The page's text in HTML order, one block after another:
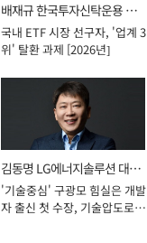
배재규 한국투자신탁운용 대
표이사 사장
국내 ETF 시장 선구자, '업계 3
위' 탈환 과제 [2026년]
김동명 LG에너지솔루션 대표
이사 사장
'기술중심' 구광모 힘실은 개발
자 출신 첫 수장, 기술압도로